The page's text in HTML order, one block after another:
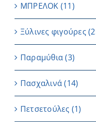
ΜΠΡΕΛΟΚ (11)
Ξύλινες φιγούρες
Παραμύθια (3)
Πασχαλινά (14)
Πετσετούλες (1)